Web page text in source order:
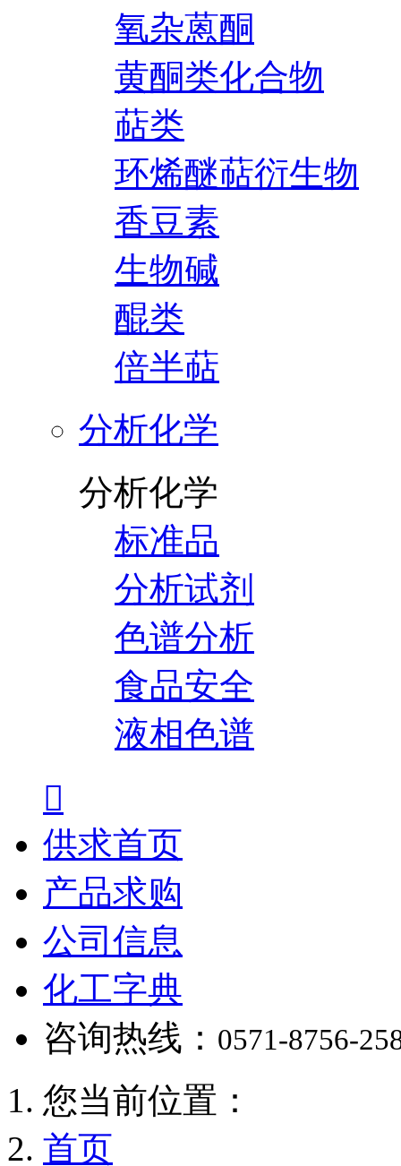
氧杂蒽酮
黄酮类化合物
萜类
环烯醚萜衍生物
香豆素
生物碱
醌类
倍半萜
分析化学
分析化学
标准品
分析试剂
色谱分析
食品安全
液相色谱

供求首页
产品求购
公司信息
化工字典
咨询热线： 0571-8756-
您当前位置：
首页